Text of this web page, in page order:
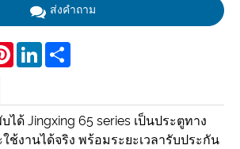
ส่งคำถาม
PinterestLinkedIn
ได้ Jingxing 65 series เป็นประตูทาง
ช้งานได้จริง พร้อมระยะเวลารับประกัน